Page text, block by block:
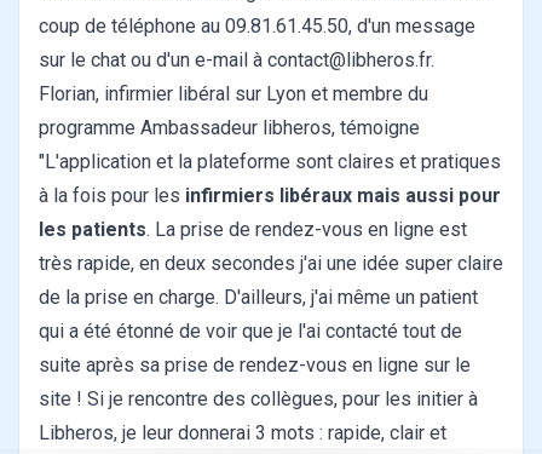
coup de téléphone au 09.81.61.45.50, d'un message
sur le chat ou d'un e-mail à contact@libheros.fr.
Florian, infirmier libéral sur Lyon et membre du
programme Ambassadeur libheros, témoigne
"L'application et la plateforme sont claires et pratiques
à la fois pour les infirmiers libéraux mais aussi pour
les patients. La prise de rendez-vous en ligne est
très rapide, en deux secondes j'ai une idée super claire
de la prise en charge. D'ailleurs, j'ai même un patient
qui a été étonné de voir que je l'ai contacté tout de
suite après sa prise de rendez-vous en ligne sur le
site ! Si je rencontre des collègues, pour les initier à
Libheros, je leur donnerai 3 mots : rapide, clair et